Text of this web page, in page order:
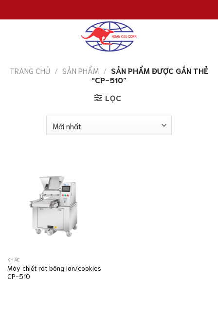
đến
TRANG CHỦ / SẢN PHẨM / SẢN PHẨM ĐƯỢC GẮN THẺ
“CP-510”
LỌC
KHÁC
Máy chiết rót bông lan/cookies
CP-510